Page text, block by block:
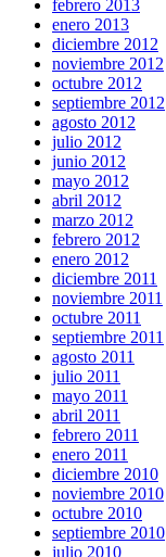
febrero 2013
enero 2013
diciembre 2012
noviembre 2012
octubre 2012
septiembre 2012
agosto 2012
julio 2012
junio 2012
mayo 2012
abril 2012
marzo 2012
febrero 2012
enero 2012
diciembre 2011
noviembre 2011
octubre 2011
septiembre 2011
agosto 2011
julio 2011
mayo 2011
abril 2011
febrero 2011
enero 2011
diciembre 2010
noviembre 2010
octubre 2010
septiembre 2010
julio 2010